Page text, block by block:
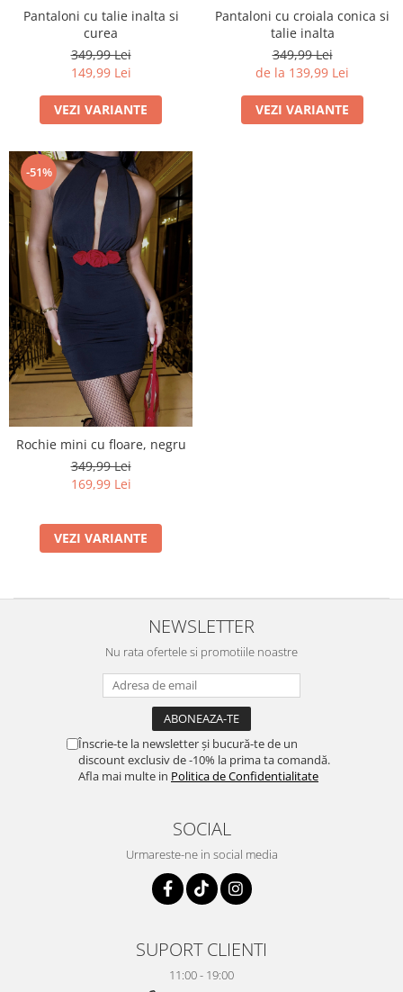
Pantaloni cu talie inalta si
curea
349,99 Lei
149,99 Lei
VEZI VARIANTE
Pantaloni cu croiala conica si
talie inalta
349,99 Lei
de la 139,99 Lei
VEZI VARIANTE
-51%
Rochie mini cu floare, negru
349,99 Lei
169,99 Lei
VEZI VARIANTE
NEWSLETTER
Nu rata ofertele si promotiile noastre
Înscrie-te la newsletter și bucură-te de un
discount exclusiv de -10% la prima ta comandă.
Afla mai multe in Politica de Confidentialitate
SOCIAL
Urmareste-ne in social media
SUPORT CLIENTI
11:00 - 19:00